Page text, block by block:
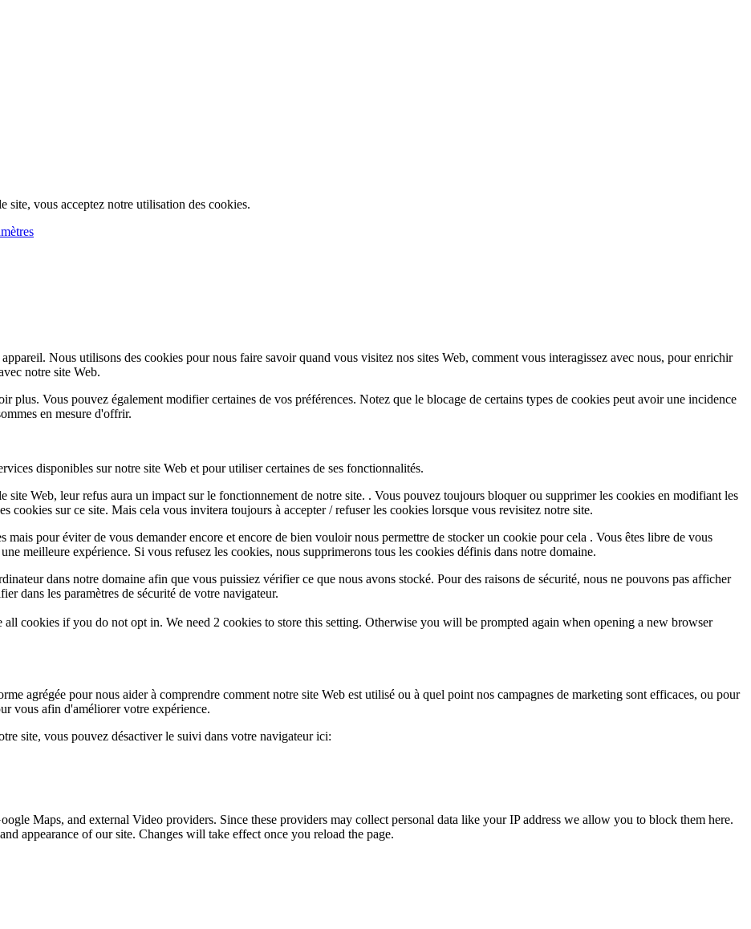
site, vous acceptez notre utilisation des cookies.
Nous utilisons des cookies pour nous faire savoir quand vous visitez nos sites Web, comment vous interagissez avec nous, pour enrichir
notre site Web.
plus. Vous pouvez également modifier certaines de vos préférences. Notez que le blocage de certains types de cookies peut avoir une incidence
en mesure d'offrir.
disponibles sur notre site Web et pour utiliser certaines de ses fonctionnalités.
site Web, leur refus aura un impact sur le fonctionnement de notre site. . Vous pouvez toujours bloquer ou supprimer les cookies en modifiant les
cookies sur ce site. Mais cela vous invitera toujours à accepter / refuser les cookies lorsque vous revisitez notre site.
mais pour éviter de vous demander encore et encore de bien vouloir nous permettre de stocker un cookie pour cela . Vous êtes libre de vous
meilleure expérience. Si vous refusez les cookies, nous supprimerons tous les cookies définis dans notre domaine.
dans notre domaine afin que vous puissiez vérifier ce que nous avons stocké. Pour des raisons de sécurité, nous ne pouvons pas afficher
dans les paramètres de sécurité de votre navigateur.
all cookies if you do not opt in. We need 2 cookies to store this setting. Otherwise you will be prompted again when opening a new browser
agrégée pour nous aider à comprendre comment notre site Web est utilisé ou à quel point nos campagnes de marketing sont efficaces, ou pour
vous afin d'améliorer votre expérience.
site, vous pouvez désactiver le suivi dans votre navigateur ici:
Maps, and external Video providers. Since these providers may collect personal data like your IP address we allow you to block them here.
appearance of our site. Changes will take effect once you reload the page.